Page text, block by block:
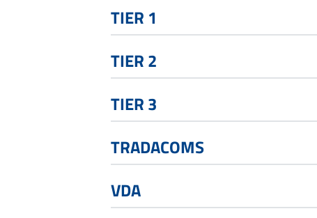
TIER 1
TIER 2
TIER 3
TRADACOMS
VDA